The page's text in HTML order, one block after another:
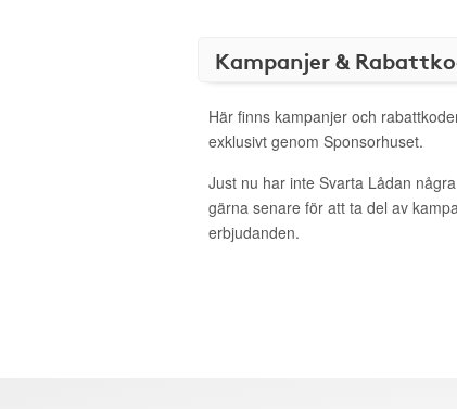
Kampanjer &
Här finns kampanjer och
exklusivt genom Sponsorhuset.
Just nu har inte Svarta Lådan
gärna senare för att ta del av
erbjudanden.